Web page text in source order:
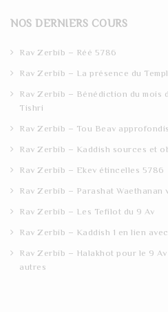
c
NOS DERNIERS COURS
Rav Zerbib – Réé 5786
Rav Zerbib – La présence du
Rav Zerbib – Bénédiction du mois
Tishri
Rav Zerbib – Tou Beav
Rav Zerbib – Kaddish sources et
Rav Zerbib – Ekev étincelles 5786
Rav Zerbib – Parashat
Rav Zerbib – Les Tefilot du 9 Av
Rav Zerbib – Kaddish 1 en lien
Rav Zerbib – Halakhot pour le 9
autres